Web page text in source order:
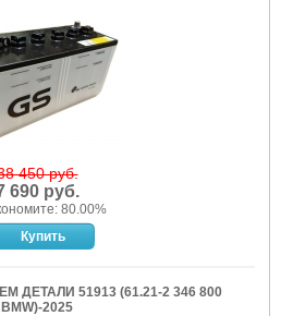
450 руб.
690 руб.
80.00%
ДЕТАЛИ 51913 (61.21-2 346 800
BMW)-2025